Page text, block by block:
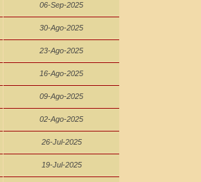
06-Sep-2025
30-Ago-2025
23-Ago-2025
16-Ago-2025
09-Ago-2025
02-Ago-2025
26-Jul-2025
19-Jul-2025